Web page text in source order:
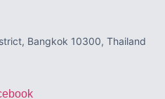
Bangkok 10300, Thailand